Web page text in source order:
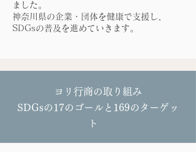
ました。
神奈川県の企業・団体を健康で支援し、
SDGsの普及を進めていきます。
ヨリ行商の取り組み
SDGsの17のゴールと169のターゲッ
ト